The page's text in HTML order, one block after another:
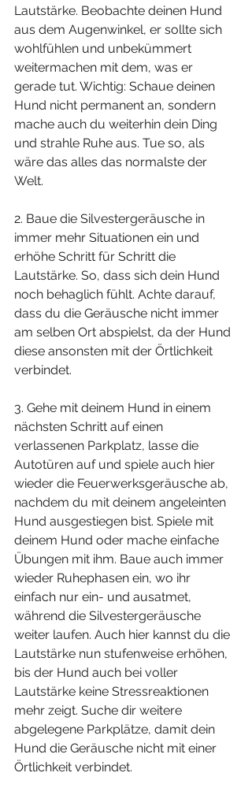
Lautstärke. Beobachte deinen Hund
aus dem Augenwinkel, er sollte sich
wohlfühlen und unbekümmert
weitermachen mit dem, was er
gerade tut. Wichtig: Schaue deinen
Hund nicht permanent an, sondern
mache auch du weiterhin dein Ding
und strahle Ruhe aus. Tue so, als
wäre das alles das normalste der
Welt.
2. Baue die Silvestergeräusche in
immer mehr Situationen ein und
erhöhe Schritt für Schritt die
Lautstärke. So, dass sich dein Hund
noch behaglich fühlt. Achte darauf,
dass du die Geräusche nicht immer
am selben Ort abspielst, da der Hund
diese ansonsten mit der Örtlichkeit
verbindet.
3. Gehe mit deinem Hund in einem
nächsten Schritt auf einen
verlassenen Parkplatz, lasse die
Autotüren auf und spiele auch hier
wieder die Feuerwerksgeräusche ab,
nachdem du mit deinem angeleinten
Hund ausgestiegen bist. Spiele mit
deinem Hund oder mache einfache
Übungen mit ihm. Baue auch immer
wieder Ruhephasen ein, wo ihr
einfach nur ein- und ausatmet,
während die Silvestergeräusche
weiter laufen. Auch hier kannst du die
Lautstärke nun stufenweise erhöhen,
bis der Hund auch bei voller
Lautstärke keine Stressreaktionen
mehr zeigt. Suche dir weitere
abgelegene Parkplätze, damit dein
Hund die Geräusche nicht mit einer
Örtlichkeit verbindet.